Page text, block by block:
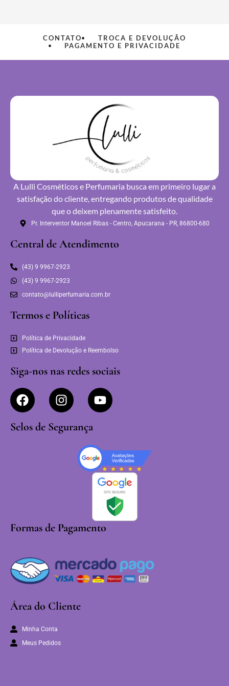
CONTATO
TROCA E DEVOLUÇÃO
PAGAMENTO E PRIVACIDADE
A Lulli Cosméticos e Perfumaria busca em primeiro lugar a
satisfação do cliente, entregando produtos de qualidade
que o deixem plenamente satisfeito.
Pr. Interventor Manoel Ribas - Centro, Apucarana - PR, 86800-680
Central de Atendimento
(43) 9 9967-2923
(43) 9 9967-2923
contato@lulliperfumaria.com.br
Termos e Políticas
Política de Privacidade
Política de Devolução e Reembolso
Siga-nos nas redes sociais
Selos de Segurança
Formas de Pagamento
Área do Cliente
Minha Conta
Meus Pedidos